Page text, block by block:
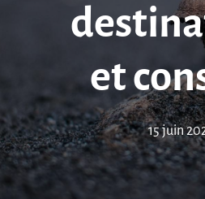
et
15 juin